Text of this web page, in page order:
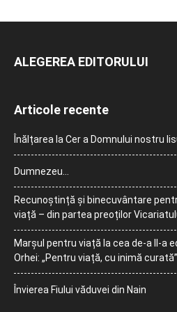
ALEGEREA EDITORULUI
Articole recente
Înălțarea la Cer a Domnului nostru
Dumnezeu…
Recunoștință și binecuvântare
viață – din partea preoților
Marșul pentru viață la cea de-a II-a
Orhei: „Pentru viață, cu inimă curată”
Învierea Fiului văduvei din Nain